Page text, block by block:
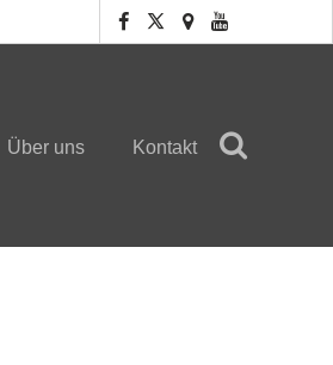
Über uns Kontakt